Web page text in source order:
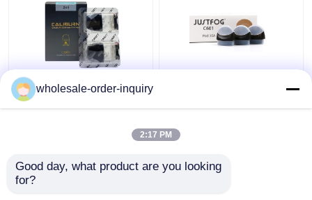
Uwell Caliburn G2
Empty Pod Cartridge
Atomizer
wholesale-order-inquiry
2:17 PM
Good day, what product are you looking
for?